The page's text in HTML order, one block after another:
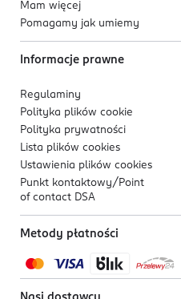
Mam więcej
Pomagamy jak umiemy
Informacje prawne
Regulaminy
Polityka plików cookie
Polityka prywatności
Lista plików cookies
Ustawienia plików cookies
Punkt kontaktowy/ Point
of contact DSA
Metody płatności